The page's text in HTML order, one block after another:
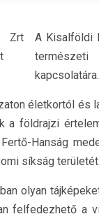
A Kisalföldi
természeti
kapcsolatára.
életkortól és
a földrajzi
Hanság
síkság
olyan
felfedezhető a